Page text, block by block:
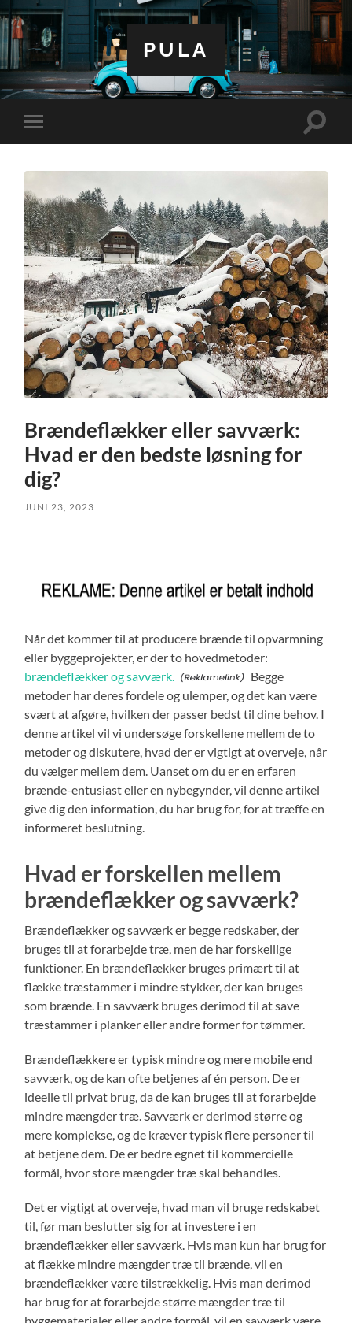
PULA
Toggle
mobile
Toggle
Brændeflækker eller savværk:
Hvad er den bedste løsning for
dig?
JUNI 23, 2023
Når det kommer til at producere brænde til opvarmning
eller byggeprojekter, er der to hovedmetoder:
brændeflækker og savværk.
Begge
metoder har deres fordele og ulemper, og det kan være
svært at afgøre, hvilken der passer bedst til dine behov. I
denne artikel vil vi undersøge forskellene mellem de to
metoder og diskutere, hvad der er vigtigt at overveje, når
du vælger mellem dem. Uanset om du er en erfaren
brænde-entusiast eller en nybegynder, vil denne artikel
give dig den information, du har brug for, for at træffe en
informeret beslutning.
Hvad er forskellen mellem
brændeflækker og savværk?
Brændeflækker og savværk er begge redskaber, der
bruges til at forarbejde træ, men de har forskellige
funktioner. En brændeflækker bruges primært til at
flække træstammer i mindre stykker, der kan bruges
som brænde. En savværk bruges derimod til at save
træstammer i planker eller andre former for tømmer.
Brændeflækkere er typisk mindre og mere mobile end
savværk, og de kan ofte betjenes af én person. De er
ideelle til privat brug, da de kan bruges til at forarbejde
mindre mængder træ. Savværk er derimod større og
mere komplekse, og de kræver typisk flere personer til
at betjene dem. De er bedre egnet til kommercielle
formål, hvor store mængder træ skal behandles.
Det er vigtigt at overveje, hvad man vil bruge redskabet
til, før man beslutter sig for at investere i en
brændeflækker eller savværk. Hvis man kun har brug for
at flække mindre mængder træ til brænde, vil en
brændeflækker være tilstrækkelig. Hvis man derimod
har brug for at forarbejde større mængder træ til
byggematerialer eller andre formål, vil en savværk være